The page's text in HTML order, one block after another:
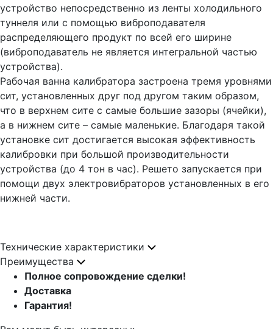
устройство непосредственно из ленты холодильного
туннеля или с помощью виброподавателя
распределяющего продукт по всей его ширине
(виброподаватель не является интегральной частью
устройства).
Рабочая ванна калибратора застроена тремя уровнями
сит, установленных друг под другом таким образом,
что в верхнем сите с самые большие зазоры (ячейки),
а в нижнем сите – самые маленькие. Благодаря такой
установке сит достигается высокая эффективность
калибровки при большой производительности
устройства (до 4 тон в час). Решето запускается при
помощи двух электровибраторов установленных в его
нижней части.
Технические характеристики
Преимущества
Полное сопровождение сделки!
Доставка
Гарантия!